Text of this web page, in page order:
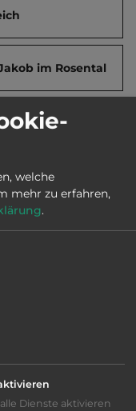
bietet sich der
Ort 1.5 km
5/0.im Rosental
22
welche
mehr zu erfahren,
.
Dienste aktivieren